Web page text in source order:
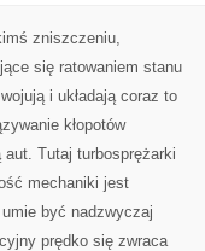
NAS,
PRZY
USZKODZENIU,
zniszczeniu,
się ratowaniem stanu
i układają coraz to
kłopotów
Tutaj turbosprężarki
mechaniki jest
być nadzwyczaj
prędko się zwraca